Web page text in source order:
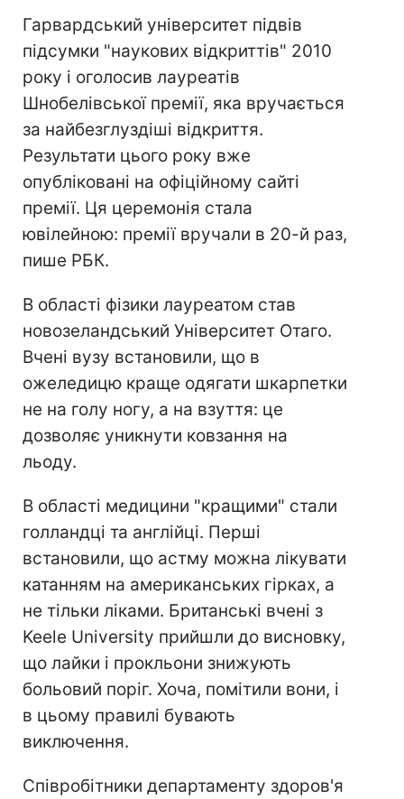
Гарвардський університет підвів
підсумки "наукових відкриттів" 2010
року і оголосив лауреатів
Шнобелівської премії, яка вручається
за найбезглуздіші відкриття.
Результати цього року вже
опубліковані на офіційному сайті
премії. Ця церемонія стала
ювілейною: премії вручали в 20-й раз,
пише РБК.
В області фізики лауреатом став
новозеландський Університет Отаго.
Вчені вузу встановили, що в
ожеледицю краще одягати шкарпетки
не на голу ногу, а на взуття: це
дозволяє уникнути ковзання на
льоду.
В області медицини "кращими" стали
голландці та англійці. Перші
встановили, що астму можна лікувати
катанням на американських гірках, а
не тільки ліками. Британські вчені з
Keele University прийшли до висновку,
що лайки і прокльони знижують
больовий поріг. Хоча, помітили вони, і
в цьому правилі бувають
виключення.
Співробітники департаменту здоров'я